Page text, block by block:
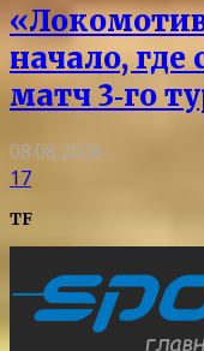
начало, где
матч 3‑го
08.08.2026
17
TF